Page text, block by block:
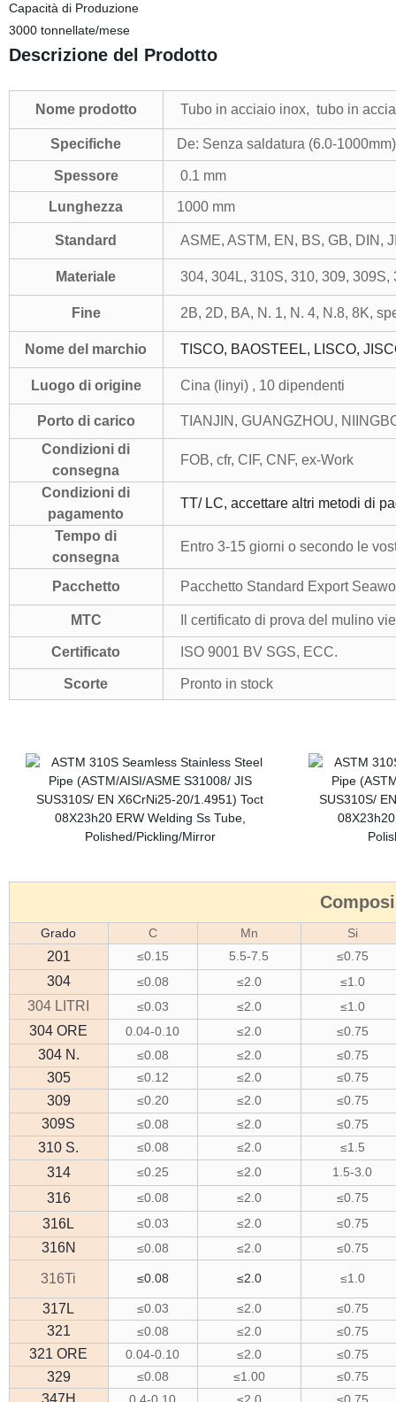
Capacità di Produzione
3000 tonnellate/mese
Descrizione del Prodotto
Nome prodotto Tubo in acciaio inox, tubo in
Specifiche De: Senza saldatura (6.0-
Spessore 0.1 mm
Lunghezza 1000 mm
Standard ASME, ASTM, EN, BS, GB, DIN,
Materiale 304, 304L, 310S, 310, 309,
Fine 2B, 2D, BA, N. 1, N. 4, N.8, 8K,
Nome del marchio TISCO, BAOSTEEL, LISCO,
Luogo di origine Cina (linyi) , 10 dipendenti
Porto di carico
TIANJIN, GUANGZHOU,
Condizioni di
consegna
FOB, cfr, CIF, CNF, ex-Work
Condizioni di
pagamento
TT/ LC, accettare altri metodi di
Tempo di
consegna
Entro 3-15 giorni o secondo le
Pacchetto Pacchetto Standard Export
MTC Il certificato di prova del mulino
Certificato ISO 9001 BV SGS, ECC.
Scorte Pronto in stock
Grado C Mn Si
201 ≤0.15 5.5-7.5 ≤0.75
304 ≤0.08 ≤2.0 ≤1.0
304 LITRI ≤0.03 ≤2.0 ≤1.0
304 ORE 0.04-0.10 ≤2.0 ≤0.75
304 N. ≤0.08 ≤2.0 ≤0.75
305 ≤0.12 ≤2.0 ≤0.75
309 ≤0.20 ≤2.0 ≤0.75
309S ≤0.08 ≤2.0 ≤0.75
310 S. ≤0.08 ≤2.0 ≤1.5
314 ≤0.25 ≤2.0 1.5-3.0
316 ≤0.08 ≤2.0 ≤0.75
316L ≤0.03 ≤2.0 ≤0.75
316N ≤0.08 ≤2.0 ≤0.75
316Ti ≤0.08 ≤2.0 ≤1.0
317L ≤0.03 ≤2.0 ≤0.75
321 ≤0.08 ≤2.0 ≤0.75
321 ORE 0.04-0.10 ≤2.0 ≤0.75
329 ≤0.08 ≤1.00 ≤0.75
347H